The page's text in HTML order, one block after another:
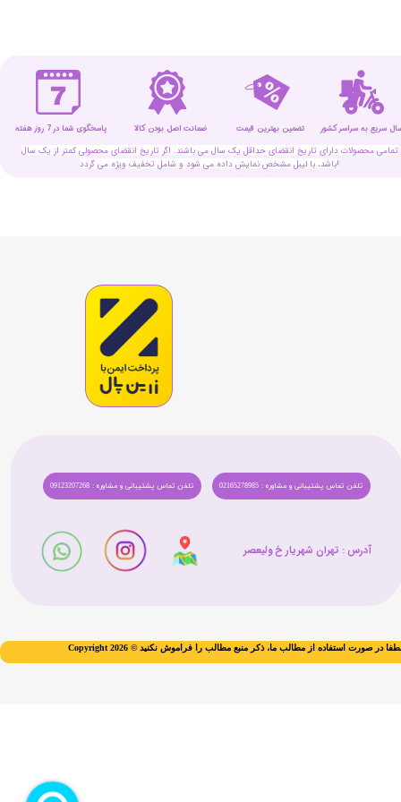
تمامی محصولات دارای تاریخ انقضای حداقل یک سال می باشند. اگر تاریخ انقضای محصولی کمتر از یک سال
باشد، با لیبل مشخص نمایش داده می شود و شامل تخفیف ویژه می گردد!
ضمانت اصل بودن کالا تضمین بهترین قیمت پاسخگوی شما در 7 روز هفته سریع به سراسر کشور
تلفن تماس پشتیبانی و مشاوره : 09123207268 تلفن تماس پشتیبانی و مشاوره : 02165278985
آدرس : تهران شهریار خ ولیعصر​​​​​​​